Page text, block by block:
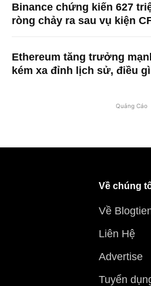
Binance chứng kiến ​​627
ròng chảy ra sau vụ kiện
Ethereum tăng trưởng
kém xa đỉnh lịch sử, điều
Quảng Cáo
Về chúng
Về
Liên Hệ
Advertise
Tuyển